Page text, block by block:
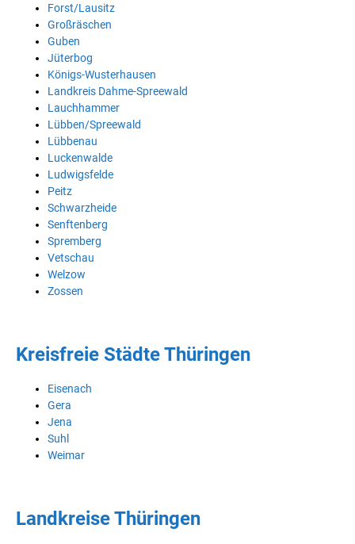
Forst/Lausitz
Großräschen
Guben
Jüterbog
Königs-Wusterhausen
Landkreis Dahme-Spreewald
Lauchhammer
Lübben/Spreewald
Lübbenau
Luckenwalde
Ludwigsfelde
Peitz
Schwarzheide
Senftenberg
Spremberg
Vetschau
Welzow
Zossen
Kreisfreie Städte Thüringen
Eisenach
Gera
Jena
Suhl
Weimar
Landkreise Thüringen